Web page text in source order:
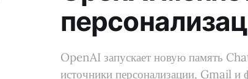
OpenAI запускает новую память
источники персонализации, Gmail и